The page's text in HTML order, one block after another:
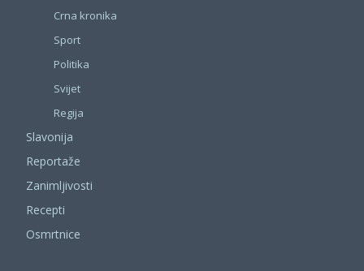
Crna kronika
Sport
Politika
Svijet
Regija
Slavonija
Reportaže
Zanimljivosti
Recepti
Osmrtnice